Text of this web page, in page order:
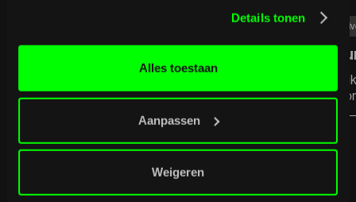
Details tonen
Alles toestaan
Aanpassen
Weigeren